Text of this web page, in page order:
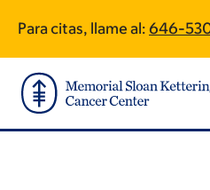
main
content
footer
Para citas, llame al: 646-